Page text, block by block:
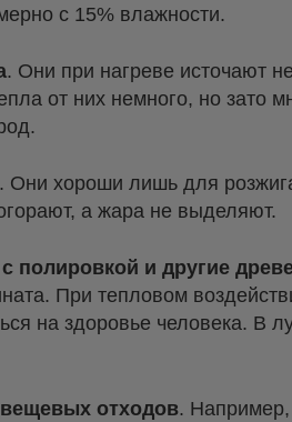
с 15% влажности.
. Они при нагреве источают
от них немного, но зато
. Они хороши лишь для
а жара не выделяют.
полировкой и другие
При тепловом
на здоровье человека. В
вещевых отходов. Например,